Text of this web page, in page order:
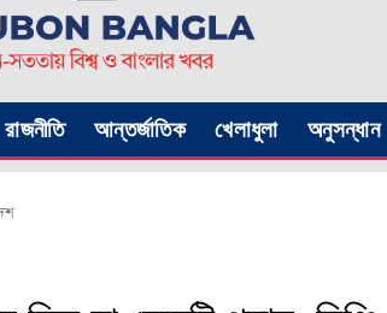
রাজনীতি আন্তর্জাতিক খেলাধুলা অনুসন্ধান